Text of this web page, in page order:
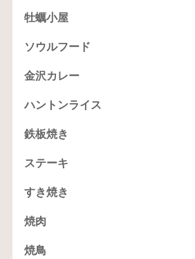
牡蠣小屋
ソウルフード
金沢カレー
ハントンライス
鉄板焼き
ステーキ
すき焼き
焼肉
焼鳥